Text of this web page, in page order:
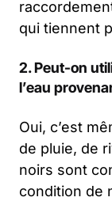
qui tiennent
2. Peut-on
l’eau
Oui, c’est
de pluie, de
noirs sont
condition de